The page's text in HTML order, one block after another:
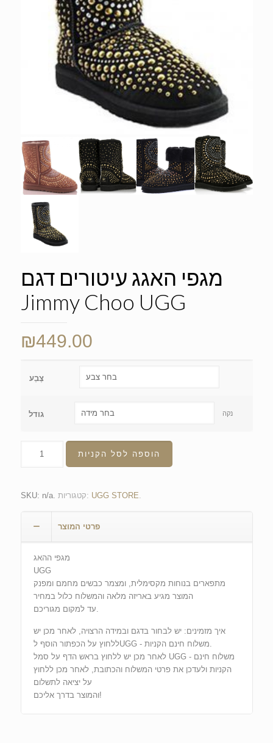
מגפי האגג עיטורים דגם
Jimmy Choo UGG
₪449.00
צֶבַע
גודל נקה
הוספה לסל הקניות
SKU: n/a. קטגוריות: UGG STORE.
פרטי המוצר
מגפי ההאג
UGG
מתפארים בנוחות מקסימלית, ומצמר כבשים מחמם ומפנק
המוצר מגיע באריזה מלאה והמשלוח כלול במחיר
עד למקום מגוריכם.
איך מזמינים: יש לבחור בדגם ובמידה הרצויה, לאחר מכן יש
ללחוץ על הכפתור הוסף לUGG - משלוח חינם הקניות.
לאחר מכן יש ללחוץ בראש הדף על סמל UGG - משלוח חינם
הקניות ולעדכן את פרטי המשלוח והכתובת, לאחר מכן ללחוץ
על יציאה לתשלום
והמוצר בדרך אליכם!